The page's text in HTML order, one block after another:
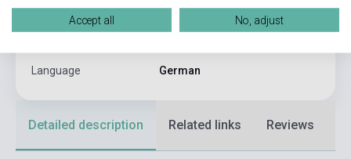
Date of publication
Language German
Detailed description Related links Reviews
Accept all No, adjust